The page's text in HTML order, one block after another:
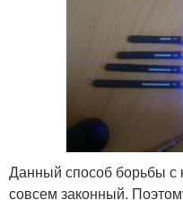
Данный способ борьбы
совсем законный.